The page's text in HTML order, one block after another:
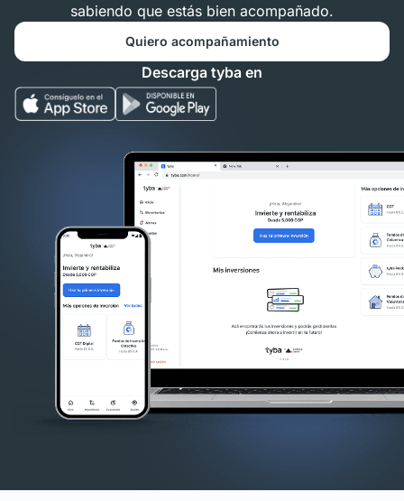
sabiendo que estás bien acompañado.
Quiero acompañamiento
Descarga tyba en